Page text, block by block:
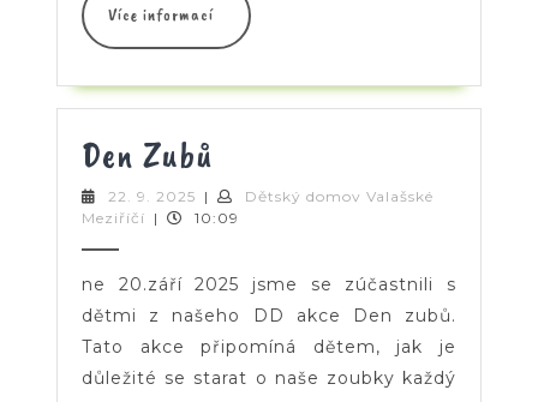
Více informací
Více
informací
Den Zubů
Zubů
22. 9. 2025 22.
9.
|
Dětský domov Valašské
Meziříčí Dětský
Meziříčí
| 10:09
ne 20.září 2025 jsme se zúčastnili s
dětmi z našeho DD akce Den zubů.
Tato akce připomíná dětem, jak je
důležité se starat o naše zoubky každý